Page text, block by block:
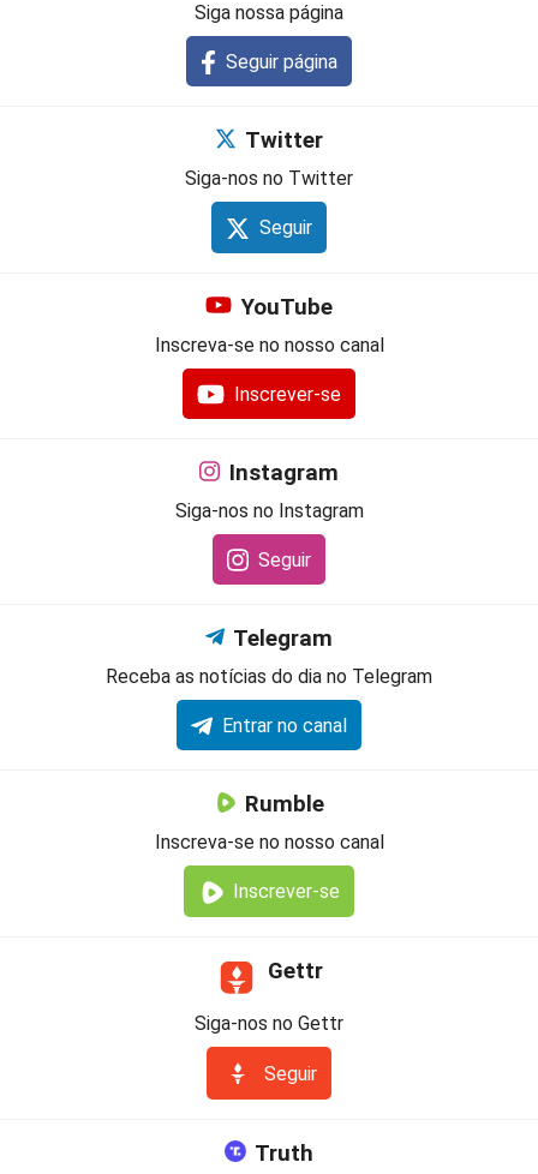
Siga nossa página
Seguir página
Twitter
Siga-nos no Twitter
Seguir
YouTube
Inscreva-se no nosso canal
Inscrever-se
Instagram
Siga-nos no Instagram
Seguir
Telegram
Receba as notícias do dia no Telegram
Entrar no canal
Rumble
Inscreva-se no nosso canal
Inscrever-se
Gettr
Siga-nos no Gettr
Seguir
Truth